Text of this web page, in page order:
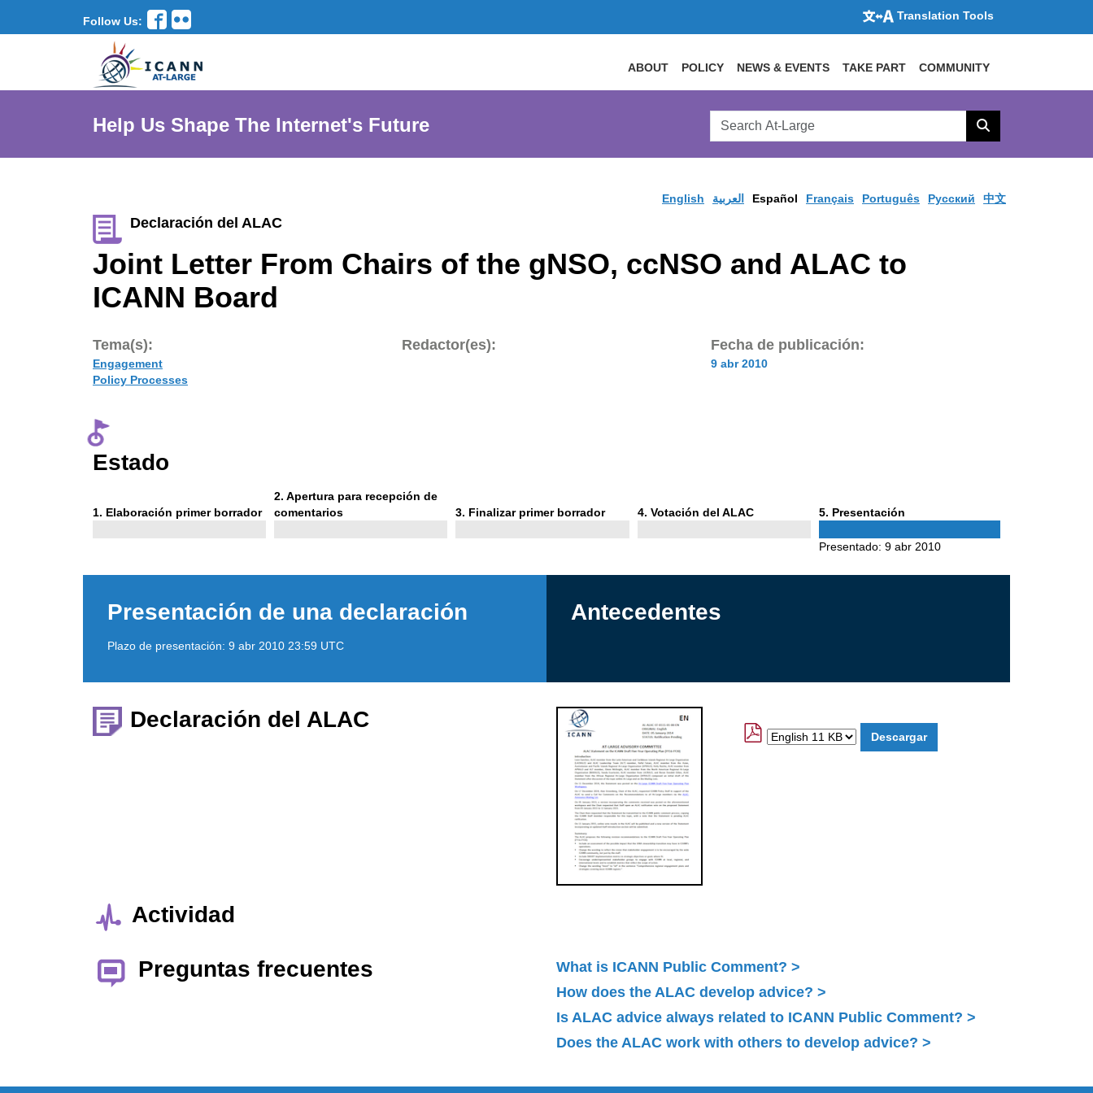
Follow Us: Translation Tools
ABOUT POLICY NEWS & EVENTS TAKE PART COMMUNITY
Help Us Shape The Internet's Future
Search
AtLarge
Search
English العربية Español Français Português Pусский 中文
Declaración del ALAC
Joint Letter From Chairs of the gNSO, ccNSO and ALAC to
ICANN Board
Tema(s):
Engagement
Policy Processes
Redactor(es): Fecha de publicación:
9 abr 2010
Estado
1 Phase
. Elaboración primer borrador
2 Phase
2
. Apertura para recepción de
comentarios
3Phase
. Finalizar primer borrador 4Phase
. Votación del ALAC 5Phase
. Presentación
Presentado: 9 abr 2010
Presentación de una declaración
Plazo de presentación: 9 abr 2010 23:59 UTC
Antecedentes
Declaración del ALAC
Actividad
Preguntas frecuentes
What is ICANN Public Comment?
How does the ALAC develop advice?
Is ALAC advice always related to ICANN Public Comment?
Does the ALAC work with others to develop advice?